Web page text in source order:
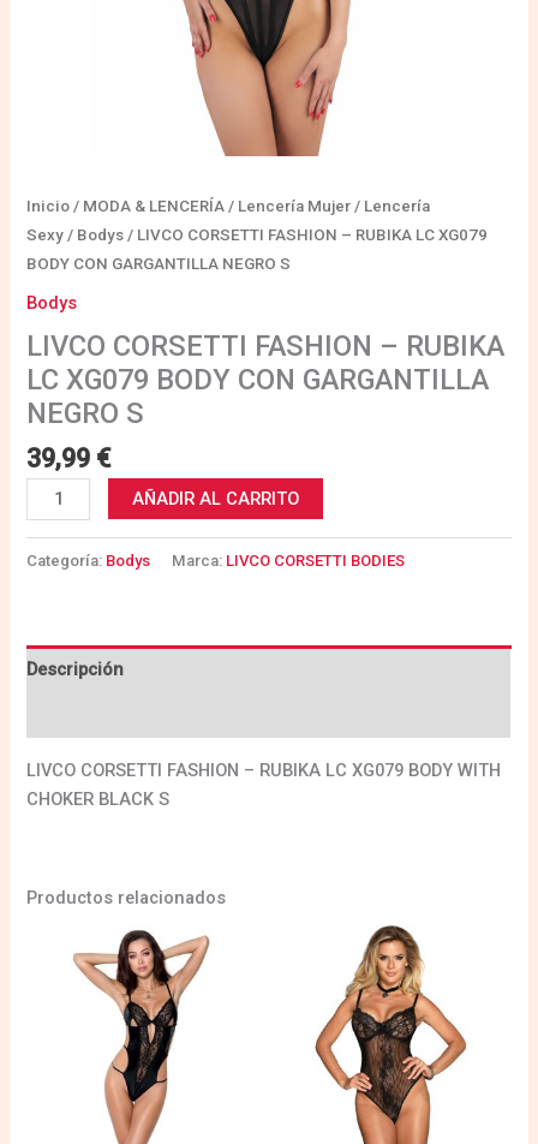
Inicio / MODA & LENCERÍA / Lencería Mujer / Lencería
Sexy / Bodys / LIVCO CORSETTI FASHION – RUBIKA LC XG079
BODY CON GARGANTILLA NEGRO S
Bodys
LIVCO CORSETTI FASHION – RUBIKA
LC XG079 BODY CON GARGANTILLA
NEGRO S
39,99 €
AÑADIR AL CARRITO
Categoría: Bodys Marca: LIVCO CORSETTI BODIES
Descripción
LIVCO CORSETTI FASHION – RUBIKA LC XG079 BODY WITH
CHOKER BLACK S
Productos relacionados